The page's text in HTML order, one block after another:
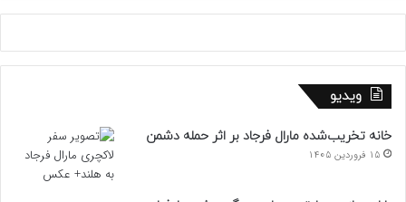
ویدیو
خانه تخریب‌شده مارال فرجاد بر اثر حمله دشمن
15 فروردین 1405